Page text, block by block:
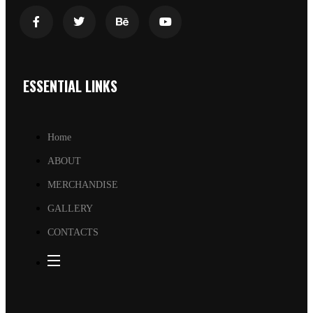
ESSENTIAL LINKS
Home
ABOUT
MERCHANDISE
GALLERY
CONTACTS